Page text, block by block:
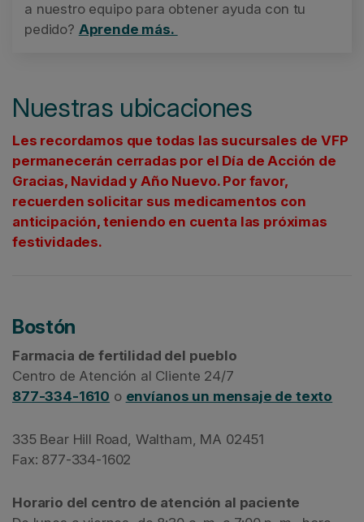
a nuestro equipo para obtener ayuda con tu
pedido? Aprende más.
Nuestras ubicaciones
Les recordamos que todas las sucursales de VFP
permanecerán cerradas por el Día de Acción de
Gracias, Navidad y Año Nuevo. Por favor,
recuerden solicitar sus medicamentos con
anticipación, teniendo en cuenta las próximas
festividades.
Bostón
Farmacia de fertilidad del pueblo
Centro de Atención al Cliente 24/7
877-334-1610 o envíanos un mensaje de texto
335 Bear Hill Road, Waltham, MA 02451
Fax: 877-334-1602
Horario del centro de atención al paciente